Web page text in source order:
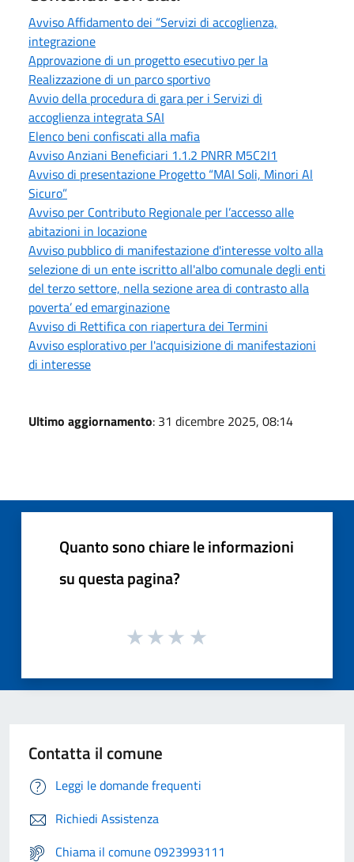
Avviso Affidamento dei “Servizi di accoglienza,
integrazione
Approvazione di un progetto esecutivo per la
Realizzazione di un parco sportivo
Avvio della procedura di gara per i Servizi di
accoglienza integrata SAI
Elenco beni confiscati alla mafia
Avviso Anziani Beneficiari 1.1.2 PNRR M5C2I1
Avviso di presentazione Progetto “MAI Soli, Minori Al
Sicuro”
Avviso per Contributo Regionale per l’accesso alle
abitazioni in locazione
Avviso pubblico di manifestazione d'interesse volto alla
selezione di un ente iscritto all'albo comunale degli enti
del terzo settore, nella sezione area di contrasto alla
poverta’ ed emarginazione
Avviso di Rettifica con riapertura dei Termini
Avviso esplorativo per l'acquisizione di manifestazioni
di interesse
Ultimo aggiornamento: 31 dicembre 2025, 08:14
Quanto sono chiare le informazioni
su questa pagina?
Contatta il comune
Leggi le domande frequenti
Richiedi Assistenza
Chiama il comune 0923993111